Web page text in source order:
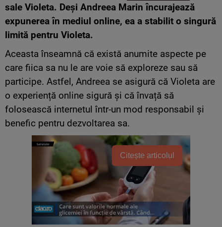
sale Violeta. Deși Andreea Marin încurajează
expunerea în mediul online, ea a stabilit o singură
limită pentru Violeta.
Aceasta înseamnă că există anumite aspecte pe
care fiica sa nu le are voie să exploreze sau să
participe. Astfel, Andreea se asigură că Violeta are
o experiență online sigură și că învață să
folosească internetul într-un mod responsabil și
benefic pentru dezvoltarea sa.
Citește articolul